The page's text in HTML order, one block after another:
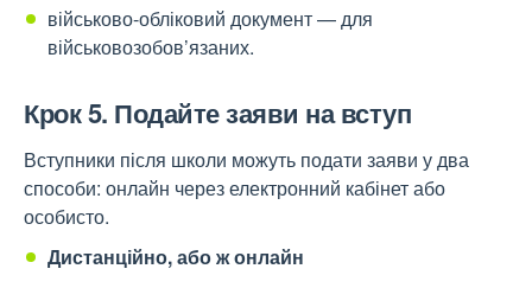
військово-обліковий документ — для
військовозобов’язаних.
Крок 5. Подайте заяви на вступ
Вступники після школи можуть подати заяви у два
способи: онлайн через електронний кабінет або
особисто.
Дистанційно, або ж онлайн